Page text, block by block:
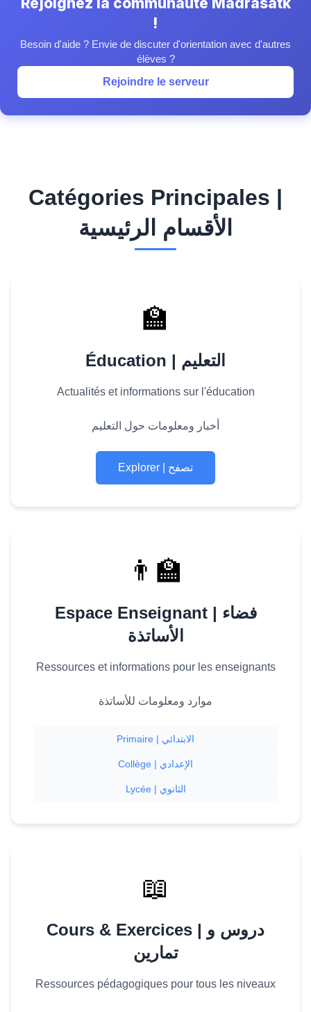
!
Besoin d'aide ? Envie de discuter d'orientation avec d'autres
élèves ?
Rejoindre le serveur
Catégories Principales |
الأقسام الرئيسية
🏫
Éducation | التعليم
Actualités et informations sur l'éducation
أخبار ومعلومات حول التعليم
Explorer | تصفح
👨‍🏫
Espace Enseignant | فضاء
الأساتذة
Ressources et informations pour les enseignants
موارد ومعلومات للأساتذة
Primaire | الابتدائي
Collège | الإعدادي
Lycée | الثانوي
📖
Cours & Exercices | دروس و
تمارين
Ressources pédagogiques pour tous les niveaux